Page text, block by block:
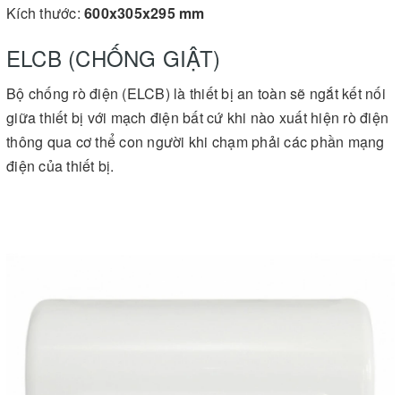
Kích thước: 600x305x295 mm
ELCB (CHỐNG GIẬT)
Bộ chống rò điện (ELCB) là thiết bị an toàn sẽ ngắt kết nối
giữa thiết bị với mạch điện bất cứ khi nào xuất hiện rò điện
thông qua cơ thể con người khi chạm phải các phần mạng
điện của thiết bị.